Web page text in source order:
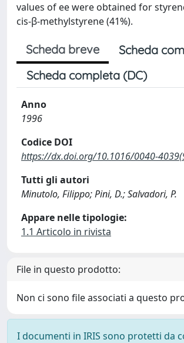
values of ee were obtained for
cis-β-methylstyrene (41%).
Scheda breve
Scheda
Scheda completa (DC)
Anno
1996
Codice DOI
https://dx.doi.org/10.1016/0040-
Tutti gli autori
Minutolo, Filippo; Pini, D.; Salvadori, P.
Appare nelle tipologie:
1.1 Articolo in rivista
File in questo prodotto:
Non ci sono file associati a questo
I documenti in IRIS sono protetti da